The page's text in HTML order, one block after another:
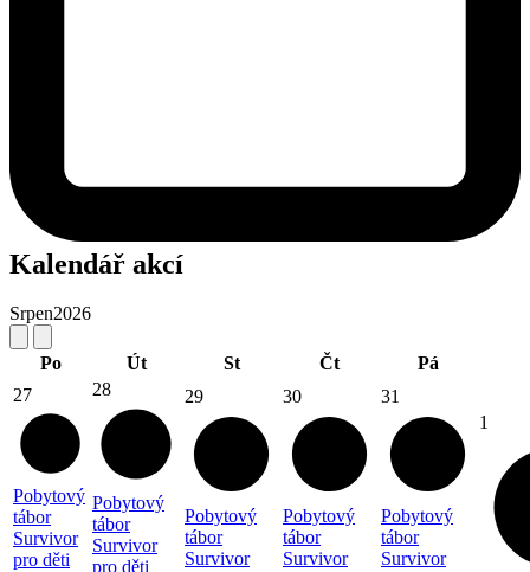
Kalendář akcí
Srpen2026
Po Út St Čt
Pá
27
Pobytový
tábor
Survivor
pro děti
28
Pobytový
tábor
Survivor
pro děti
29
Pobytový
tábor
Survivor
30
Pobytový
tábor
Survivor
31
Pobytový
tábor
Survivor
1